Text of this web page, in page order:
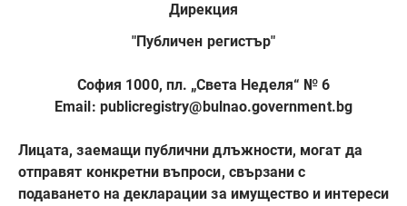
Дирекция
"Публичен регистър"
София 1000, пл. „Света Неделя“ № 6
Еmail: publicregistry@bulnao.government.bg
Лицата, заемащи публични длъжности, могат да
отправят конкретни въпроси, свързани с
подаването на декларации за имущество и интереси